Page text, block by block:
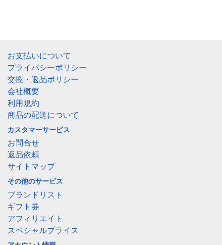
お支払いについて
プライバシーポリシー
交換・返品ポリシー
会社概要
利用規約
商品の配送について
カスタマーサービス
お問合せ
返品依頼
サイトマップ
その他のサービス
ブランドリスト
ギフト券
アフィリエイト
スペシャルプライス